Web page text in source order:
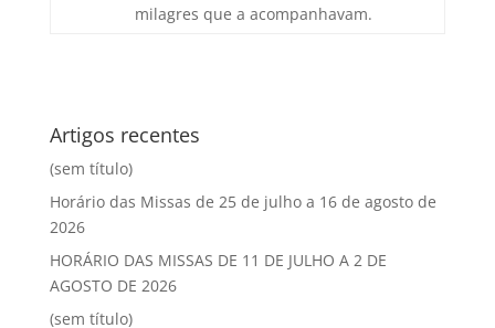
milagres que a acompanhavam.
Artigos recentes
(sem título)
Horário das Missas de 25 de julho a 16 de agosto de
2026
HORÁRIO DAS MISSAS DE 11 DE JULHO A 2 DE
AGOSTO DE 2026
(sem título)